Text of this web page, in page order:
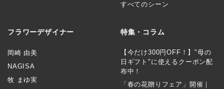
すべてのシーン
フラワーデザイナー
岡崎 由美
NAGISA
牧 まゆ実
特集・コラム
【今だけ300円OFF！】"母の
日ギフト"に使えるクーポン配
布中！
「春の花贈りフェア」開催｜